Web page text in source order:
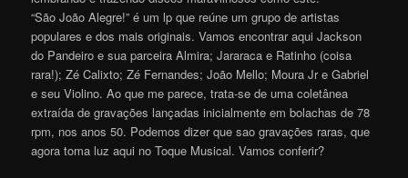
“São João Alegre!” é um lp que reúne um grupo de artistas
populares e dos mais originais. Vamos encontrar aqui Jackson
do Pandeiro e sua parceira Almira; Jararaca e Ratinho (coisa
rara!); Zé Calixto; Zé Fernandes; João Mello; Moura Jr e Gabriel
e seu Violino. Ao que me parece, trata-se de uma coletânea
extraída de gravações lançadas inicialmente em bolachas de 78
rpm, nos anos 50. Podemos dizer que sao gravações raras, que
agora toma luz aqui no Toque Musical. Vamos conferir?